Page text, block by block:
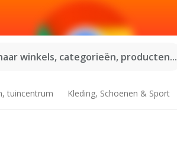
winkels, categorieën, producten...
tuincentrum Kleding, Schoenen & Sport